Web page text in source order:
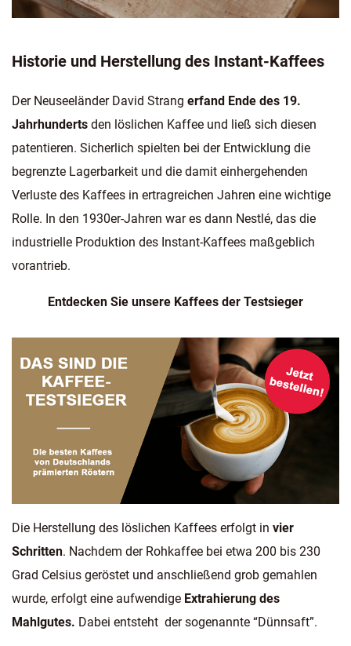
Historie und Herstellung des Instant-Kaffees
Der Neuseeländer David Strang erfand Ende des 19.
Jahrhunderts den löslichen Kaffee und ließ sich diesen
patentieren. Sicherlich spielten bei der Entwicklung die
begrenzte Lagerbarkeit und die damit einhergehenden
Verluste des Kaffees in ertragreichen Jahren eine wichtige
Rolle. In den 1930er-Jahren war es dann Nestlé, das die
industrielle Produktion des Instant-Kaffees maßgeblich
vorantrieb.
Entdecken Sie unsere Kaffees der Testsieger
Die Herstellung des löslichen Kaffees erfolgt in vier
Schritten. Nachdem der Rohkaffee bei etwa 200 bis 230
Grad Celsius geröstet und anschließend grob gemahlen
wurde, erfolgt eine aufwendige Extrahierung des
Mahlgutes. Dabei entsteht der sogenannte “Dünnsaft”.